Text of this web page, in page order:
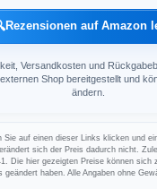
Rezensionen auf Amazon
Versandkosten und
Shop bereitgestellt und
ändern.
Sie auf einen dieser Links klicken und
sich der Preis dadurch nicht.
Die hier gezeigten Preise können sich
geändert haben. Alle Angaben ohne